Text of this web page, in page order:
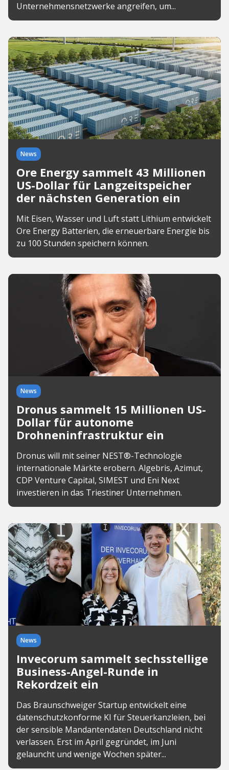
Unternehmensnetzwerke angreifen, um...
News
Ore Energy sammelt 43 Millionen
US-Dollar für Langzeitspeicher
der nächsten Generation ein
Mit Eisen, Wasser und Luft statt Lithium entwickelt
Ore Energy Batterien, die erneuerbare Energie bis
zu 100 Stunden speichern können.
News
Dronus sammelt 15 Millionen US-
Dollar für autonome
Drohneninfrastruktur ein
Dronus will mit seiner NEST®-Technologie
internationale Märkte erobern. Algebris, Azimut,
CDP Venture Capital, SIMEST und Eni Next
investieren in das Triestiner Unternehmen.
News
Invecorum sammelt sechsstellige
Business-Angel-Runde in
Rekordzeit ein
Das Braunschweiger Startup entwickelt eine
datenschutzkonforme KI für Steuerkanzleien, bei
der sensible Mandantendaten Deutschland nicht
verlassen. Erst im April gegründet, im Juni
gelauncht und wenige Wochen später...